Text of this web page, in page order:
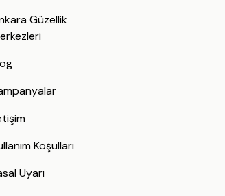
Güzellik
Koşulları
Uyarı